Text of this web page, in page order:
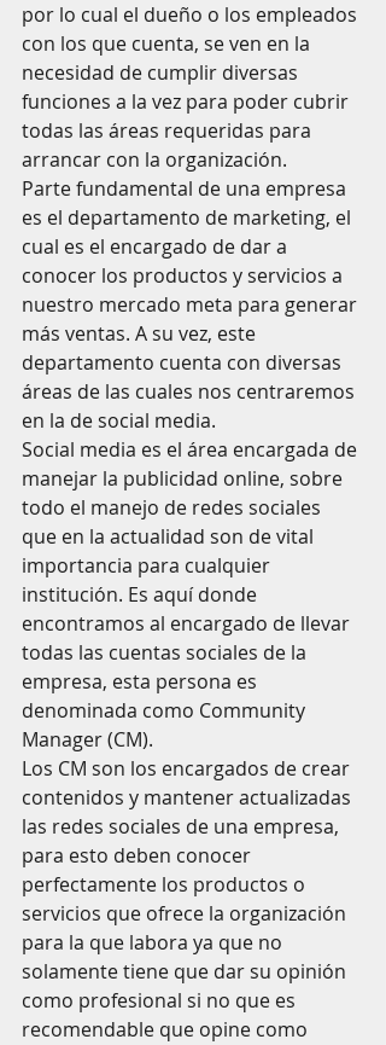
por lo cual el dueño o los empleados
con los que cuenta, se ven en la
necesidad de cumplir diversas
funciones a la vez para poder cubrir
todas las áreas requeridas para
arrancar con la organización.
Parte fundamental de una empresa
es el departamento de marketing, el
cual es el encargado de dar a
conocer los productos y servicios a
nuestro mercado meta para generar
más ventas. A su vez, este
departamento cuenta con diversas
áreas de las cuales nos centraremos
en la de social media.
Social media es el área encargada de
manejar la publicidad online, sobre
todo el manejo de redes sociales
que en la actualidad son de vital
importancia para cualquier
institución. Es aquí donde
encontramos al encargado de llevar
todas las cuentas sociales de la
empresa, esta persona es
denominada como Community
Manager (CM).
Los CM son los encargados de crear
contenidos y mantener actualizadas
las redes sociales de una empresa,
para esto deben conocer
perfectamente los productos o
servicios que ofrece la organización
para la que labora ya que no
solamente tiene que dar su opinión
como profesional si no que es
recomendable que opine como